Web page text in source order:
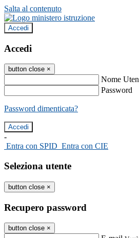
Salta al contenuto
Accedi
Accedi
button close ×
Nome
Password
Password dimenticata?
-
Entra con SPID Entra con CIE
Seleziona utente
button close ×
Recupero password
button close ×